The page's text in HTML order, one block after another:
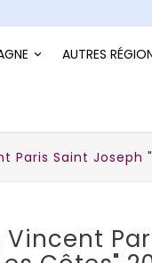
AUTRES
Paris Saint Joseph